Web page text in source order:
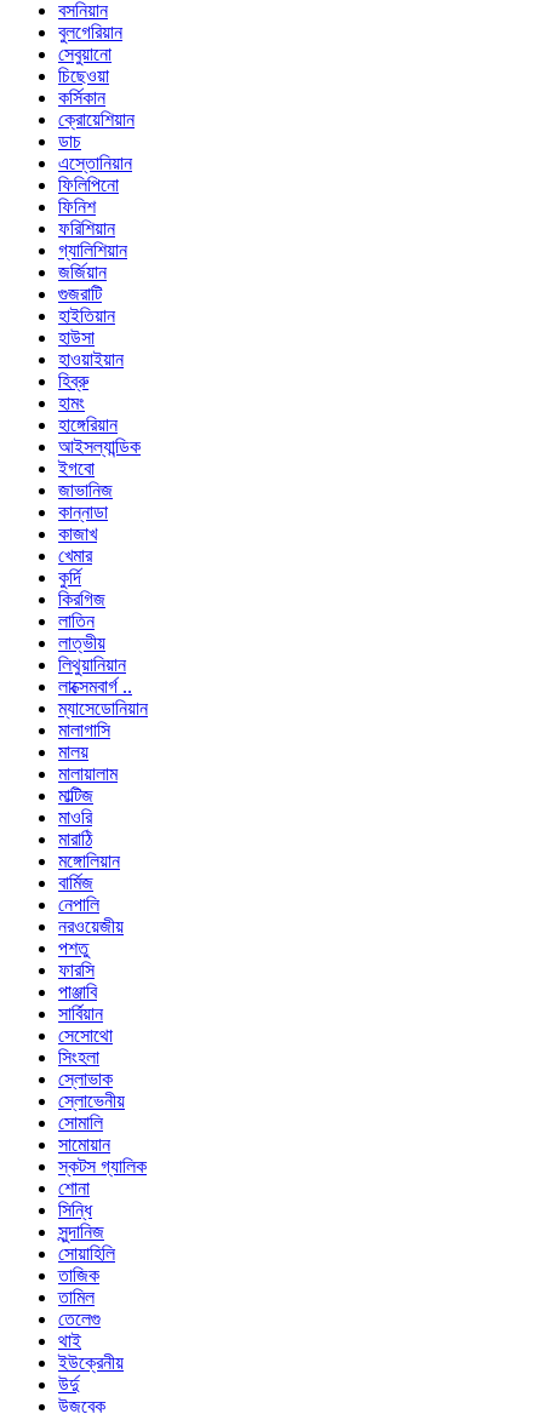
বসনিয়ান
বুলগেরিয়ান
সেবুয়ানো
চিছেওয়া
কর্সিকান
ক্রোয়েশিয়ান
ডাচ
এস্তোনিয়ান
ফিলিপিনো
ফিনিশ
ফরিশিয়ান
গ্যালিশিয়ান
জর্জিয়ান
গুজরাটি
হাইতিয়ান
হাউসা
হাওয়াইয়ান
হিব্রু
হামং
হাঙ্গেরিয়ান
আইসল্যান্ডিক
ইগবো
জাভানিজ
কান্নাডা
কাজাখ
খেমার
কুর্দি
কিরগিজ
লাতিন
লাত্ভীয়
লিথুয়ানিয়ান
লাক্সেমবার্গ ..
ম্যাসেডোনিয়ান
মালাগাসি
মালয়
মালায়ালাম
মাল্টিজ
মাওরি
মারাঠি
মঙ্গোলিয়ান
বার্মিজ
নেপালি
নরওয়েজীয়
পশতু
ফারসি
পাঞ্জাবি
সার্বিয়ান
সেসোথো
সিংহলা
স্লোভাক
স্লোভেনীয়
সোমালি
সামোয়ান
স্কটস গ্যালিক
শোনা
সিন্ধি
সুন্দানিজ
সোয়াহিলি
তাজিক
তামিল
তেলেগু
থাই
ইউক্রেনীয়
উর্দু
উজবেক